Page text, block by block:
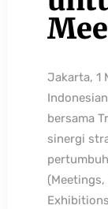
Jakarta, 1
bersama
sinergi